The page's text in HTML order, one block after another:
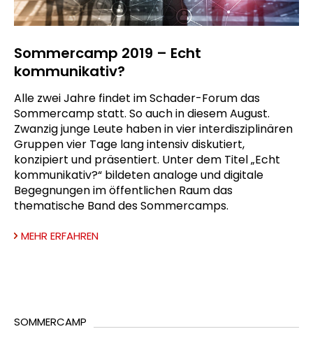
Sommercamp 2019 – Echt
kommunikativ?
Alle zwei Jahre findet im Schader-Forum das
Sommercamp statt. So auch in diesem August.
Zwanzig junge Leute haben in vier interdisziplinären
Gruppen vier Tage lang intensiv diskutiert,
konzipiert und präsentiert. Unter dem Titel „Echt
kommunikativ?“ bildeten analoge und digitale
Begegnungen im öffentlichen Raum das
thematische Band des Sommercamps.
MEHR ERFAHREN
SOMMERCAMP